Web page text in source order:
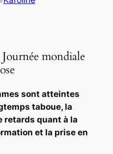
Journée mondiale
sont atteintes
taboue, la
retards quant à la
et la prise en